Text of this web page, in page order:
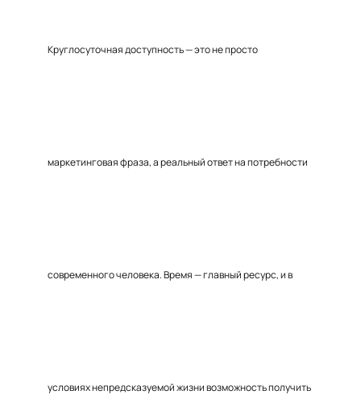
Круглосуточная доступность — это не просто
маркетинговая фраза, а реальный ответ на потребности
современного человека. Время — главный ресурс, и в
условиях непредсказуемой жизни возможность получить